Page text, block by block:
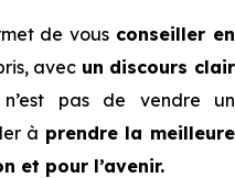
de vous conseiller en
avec un discours clair
pas de vendre un
à prendre la meilleure
et pour l’avenir.